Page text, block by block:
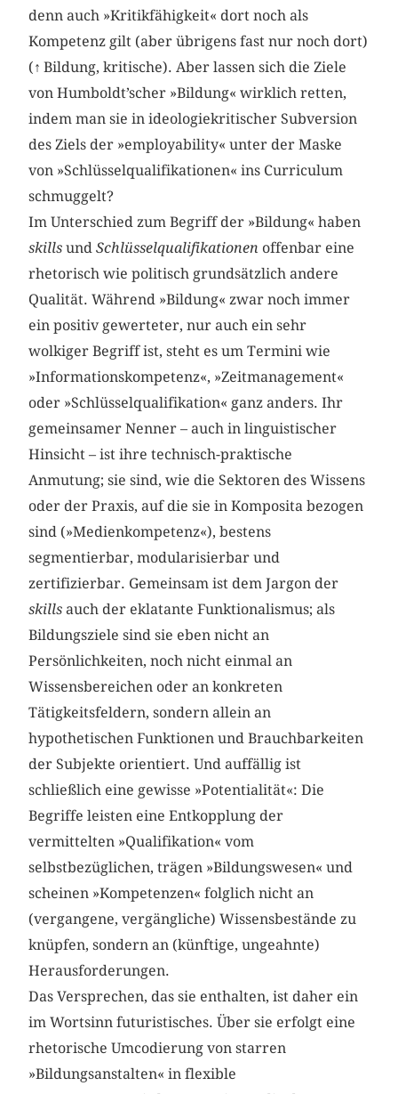
denn auch »Kritikfähigkeit« dort noch als
Kompetenz gilt (aber übrigens fast nur noch dort)
(↑Bildung, kritische). Aber lassen sich die Ziele
von Humboldt’scher »Bildung« wirklich retten,
indem man sie in ideologiekritischer Subversion
des Ziels der »employability« unter der Maske
von »Schlüsselqualifikationen« ins Curriculum
schmuggelt?
Im Unterschied zum Begriff der »Bildung« haben
skills undSchlüsselqualifikationen offenbar eine
rhetorisch wie politisch grundsätzlich andere
Qualität. Während »Bildung« zwar noch immer
ein positiv gewerteter, nur auch ein sehr
wolkiger Begriff ist, steht es um Termini wie
»Informationskompetenz«, »Zeitmanagement«
oder »Schlüsselqualifikation« ganz anders. Ihr
gemeinsamer Nenner – auch in linguistischer
Hinsicht – ist ihre technisch-praktische
Anmutung; sie sind, wie die Sektoren des Wissens
oder der Praxis, auf die sie in Komposita bezogen
sind (»Medienkompetenz«), bestens
segmentierbar, modularisierbar und
zertifizierbar. Gemeinsam ist dem Jargon der
skills auch der eklatante Funktionalismus; als
Bildungsziele sind sie eben nicht an
Persönlichkeiten, noch nicht einmal an
Wissensbereichen oder an konkreten
Tätigkeitsfeldern, sondern allein an
hypothetischen Funktionen und Brauchbarkeiten
der Subjekte orientiert. Und auffällig ist
schließlich eine gewisse »Potentialität«: Die
Begriffe leisten eine Entkopplung der
vermittelten »Qualifikation« vom
selbstbezüglichen, trägen »Bildungswesen« und
scheinen »Kompetenzen« folglich nicht an
(vergangene, vergängliche) Wissensbestände zu
knüpfen, sondern an (künftige, ungeahnte)
Herausforderungen.
Das Versprechen, das sie enthalten, ist daher ein
im Wortsinn futuristisches. Über sie erfolgt eine
rhetorische Umcodierung von starren
»Bildungsanstalten« in flexible